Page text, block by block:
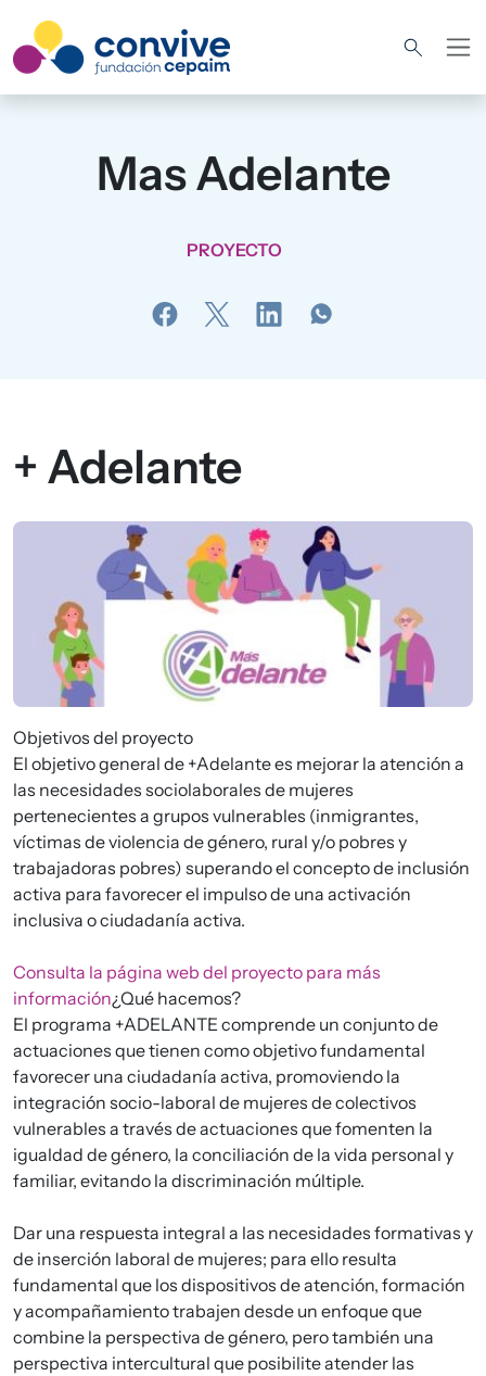
Mas Adelante
PROYECTO
+ Adelante
Imagen
Objetivos del proyecto
El objetivo general de +Adelante es mejorar la atención a
las necesidades sociolaborales de mujeres
pertenecientes a grupos vulnerables (inmigrantes,
víctimas de violencia de género, rural y/o pobres y
trabajadoras pobres) superando el concepto de inclusión
activa para favorecer el impulso de una activación
inclusiva o ciudadanía activa.
Consulta la página web del proyecto para más
información¿Qué hacemos?
El programa +ADELANTE comprende un conjunto de
actuaciones que tienen como objetivo fundamental
favorecer una ciudadanía activa, promoviendo la
integración socio-laboral de mujeres de colectivos
vulnerables a través de actuaciones que fomenten la
igualdad de género, la conciliación de la vida personal y
familiar, evitando la discriminación múltiple.
Dar una respuesta integral a las necesidades formativas y
de inserción laboral de mujeres; para ello resulta
fundamental que los dispositivos de atención, formación
y acompañamiento trabajen desde un enfoque que
combine la perspectiva de género, pero también una
perspectiva intercultural que posibilite atender las